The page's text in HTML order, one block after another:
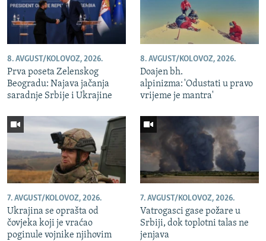
8. AVGUST/KOLOVOZ, 2026.
Prva poseta Zelenskog
Beogradu: Najava jačanja
saradnje Srbije i Ukrajine
8. AVGUST/KOLOVOZ, 2026.
Doajen bh.
alpinizma: 'Odustati u pravo
vrijeme je mantra'
7. AVGUST/KOLOVOZ, 2026.
Ukrajina se oprašta od
čovjeka koji je vraćao
poginule vojnike njihovim
7. AVGUST/KOLOVOZ, 2026.
Vatrogasci gase požare u
Srbiji, dok toplotni talas ne
jenjava